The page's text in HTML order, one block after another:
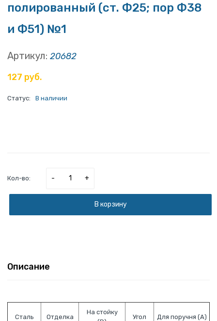
полированный (ст. Ф25; пор Ф38
и Ф51) №1
Артикул: 20682
127 руб.
Статус: В наличии
Кол-во: - +
В корзину
Описание
Сталь Отделка
На стойку
Угол Для поручня (А)